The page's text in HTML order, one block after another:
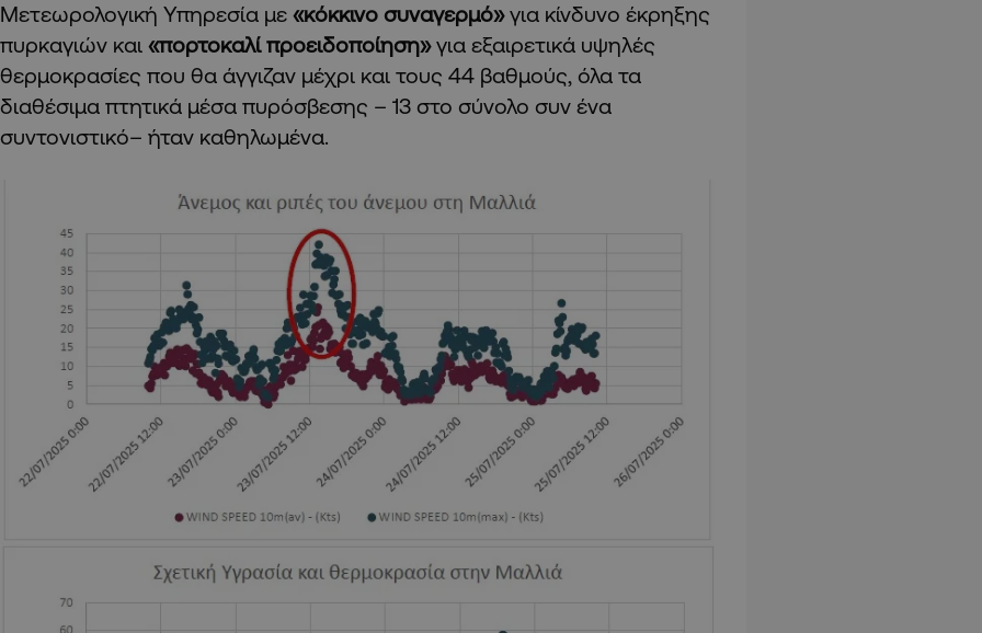
Μετεωρολογική Υπηρεσία με «κόκκινο συναγερμό»για κίνδυνο έκρηξης
πυρκαγιών και «πορτοκαλί προειδοποίηση»για εξαιρετικά υψηλές
θερμοκρασίες που θα άγγιζαν μέχρι και τους 44 βαθμούς, όλα τα
διαθέσιμα πτητικά μέσα πυρόσβεσης – 13 στο σύνολο συν ένα
συντονιστικό– ήταν καθηλωμένα.